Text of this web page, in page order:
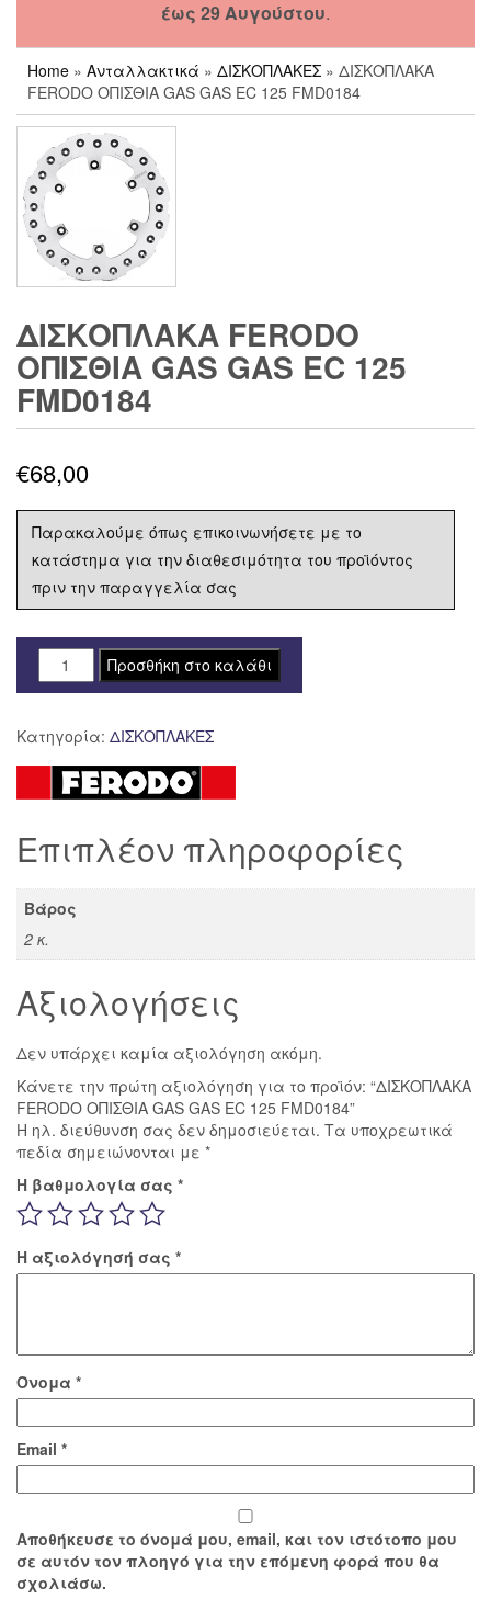
έως 29 Αυγούστου.
Home » Ανταλλακτικά » ΔΙΣΚΟΠΛΑΚΕΣ » ΔΙΣΚΟΠΛΑΚΑ
FERODO ΟΠΙΣΘΙΑ GAS GAS EC 125 FMD0184
ΔΙΣΚΟΠΛΑΚΑ FERODO
ΟΠΙΣΘΙΑ GAS GAS EC 125
FMD0184
€68,00
Παρακαλούμε όπως επικοινωνήσετε με το
κατάστημα για την διαθεσιμότητα του προϊόντος
πριν την παραγγελία σας
ΔΙΣΚΟΠΛΑΚΑ
FERODO
GAS
GAS
EC
FMD0184
Προσθήκη στο καλάθι
Κατηγορία: ΔΙΣΚΟΠΛΑΚΕΣ
Επιπλέον πληροφορίες
Βάρος
2 κ.
Αξιολογήσεις
Δεν υπάρχει καμία αξιολόγηση ακόμη.
Κάνετε την πρώτη αξιολόγηση για το προϊόν: “ΔΙΣΚΟΠΛΑΚΑ
FERODO ΟΠΙΣΘΙΑ GAS GAS EC 125 FMD0184”
Η ηλ. διεύθυνση σας δεν δημοσιεύεται. Τα υποχρεωτικά
πεδία σημειώνονται με *
Η βαθμολογία σας *
Η αξιολόγησή σας *
Όνομα *
Email *
Αποθήκευσε το όνομά μου, email, και τον ιστότοπο μου
σε αυτόν τον πλοηγό για την επόμενη φορά που θα
σχολιάσω.